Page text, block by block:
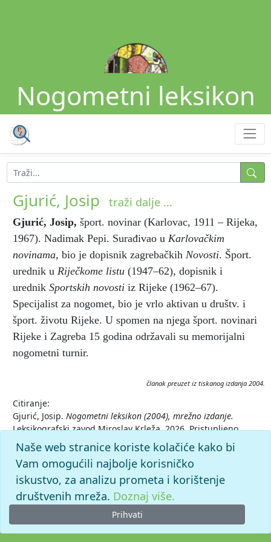
Nogometni leksikon
Gjurić, Josip traži dalje ...
Gjurić, Josip, šport. novinar (Karlovac, 1911 – Rijeka,
1967). Nadimak Pepi. Surađivao u Karlovačkim
novinama, bio je dopisnik zagrebačkih Novosti. Šport.
urednik u Riječkome listu (1947–62), dopisnik i
urednik Sportskih novosti iz Rijeke (1962–67).
Specijalist za nogomet, bio je vrlo aktivan u društv. i
šport. životu Rijeke. U spomen na njega šport. novinari
Rijeke i Zagreba 15 godina održavali su memorijalni
nogometni turnir.
članak preuzet iz tiskanog izdanja 2004.
Citiranje:
Gjurić, Josip. Nogometni leksikon (2004), mrežno izdanje.
Leksikografski zavod Miroslav Krleža, 2026. Pristupljeno
7.8.2026. <https://nogomet.lzmk.hr/clanak/gjuric-josip>.
Naše web stranice koriste kolačiće kako bi
Vam omogućili najbolje korisničko
iskustvo, za analizu prometa i korištenje
društvenih mreža. Doznaj više.
Prihvati
© 2026. -Leksikografski zavodMiroslav Krleža